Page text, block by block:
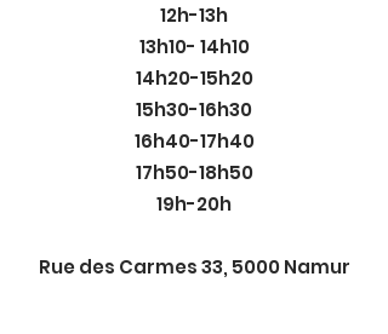
12h-13h
13h10- 14h10
14h20-15h20
15h30-16h30
16h40-17h40
17h50-18h50
19h-20h
Rue des Carmes 33, 5000 Namur